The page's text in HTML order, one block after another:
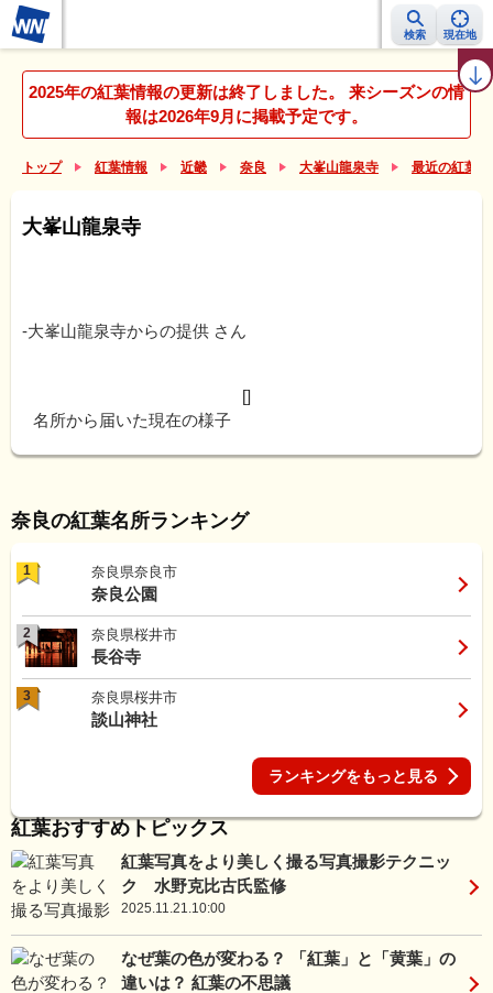
検索 現在地
紅葉レーダー 紅葉ニュース 京都 見頃カレンダー 名所ランキング
2025年の紅葉情報の更新は終了しました。 来シーズンの情
報は2026年9月に掲載予定です。
トップ 紅葉情報 近畿 奈良 大峯山龍泉寺 最近の紅葉
大峯山龍泉寺
-大峯山龍泉寺からの提供 さん
[]
名所から届いた現在の様子
奈良の紅葉名所ランキング
1 奈良県奈良市
奈良公園
2 奈良県桜井市
長谷寺
3 奈良県桜井市
談山神社
ランキングをもっと見る
紅葉おすすめトピックス
紅葉写真をより美しく撮る写真撮影テクニッ
ク 水野克比古氏監修
2025.11.21.10:00
なぜ葉の色が変わる？ 「紅葉」と「黄葉」の
違いは？ 紅葉の不思議